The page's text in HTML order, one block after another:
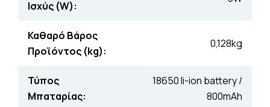
Ισχύς (W):
Καθαρό Βάρος
Προϊόντος (kg):
0,128kg
Τύπος
Μπαταρίας:
18650 li-ion battery /
800mAh